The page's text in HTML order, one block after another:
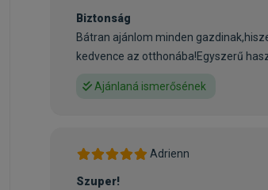
Biztonság
Bátran ajánlom minden
kedvence az otthonába!Egyszerű
Ajánlaná ismerősének
Adrienn
Szuper!